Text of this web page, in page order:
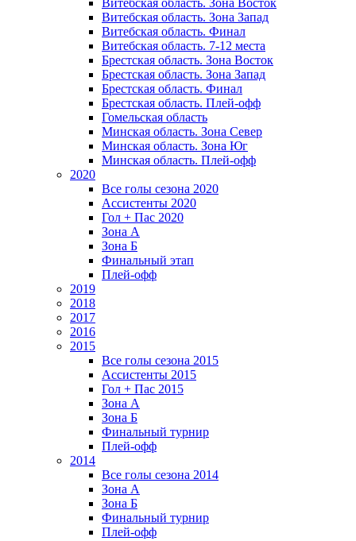
Витебская область. Зона Восток
Витебская область. Зона Запад
Витебская область. Финал
Витебская область. 7-12 места
Брестская область. Зона Восток
Брестская область. Зона Запад
Брестская область. Финал
Брестская область. Плей-офф
Гомельская область
Минская область. Зона Север
Минская область. Зона Юг
Минская область. Плей-офф
2020
Все голы сезона 2020
Ассистенты 2020
Гол + Пас 2020
Зона А
Зона Б
Финальный этап
Плей-офф
2019
2018
2017
2016
2015
Все голы сезона 2015
Ассистенты 2015
Гол + Пас 2015
Зона А
Зона Б
Финальный турнир
Плей-офф
2014
Все голы сезона 2014
Зона А
Зона Б
Финальный турнир
Плей-офф